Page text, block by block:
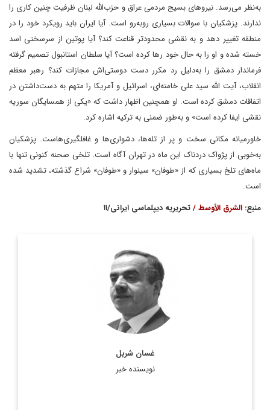
به‌نظر می‌رسد. نیروهای بسیج مردمی عراق و حزب‌الله لبنان ظرفیت چنین کاری را
ندارند. پزشکیان با سوالات بسیاری روبه‌رو است. آیا ایران باید رویکرد خود را در
منطقه تغییر دهد و به نقشی محدودتر قناعت کند؟ آیا پوتین از سرسختی اسد
خسته شده و او را به حال خود رها کرده است؟ آیا سلطان استانبول تصمیم گرفته
فرماندار دمشق را به‌دلیل رد مکرر دست دوستی‌اش مجازات کند؟ رهبر معظم
انقلاب، آیت الله سید علی خامنه‌ای، اسرائیل و آمریکا را متهم به دست‌داشتن در
اتفاقات دمشق کرده است. او همچنین اظهار داشت که «یکی از همسایگان سوریه
نقشی ایفا کرده است» و به‌طور ضمنی به ترکیه اشاره کرد.
خاورمیانه مکانی سخت و پر از تله‌ها، دشواری‌ها و غافلگیری‌هاست. پزشکیان
به‌خوبی از پژواک دردناک این ماه در تهران آگاه است. تلخی صحنه کنونی تنها با
ماه‌های تلخ بسیاری که از «طوفان» سینوار و «طوفان» شراع گذشته، تشدید شده
است.
منبع: الشرق الأوسط /تحریریه دیپلماسی ایرانی/۱۱
غسان شربل
نویسنده خبر
روزنامه‌نگار و نویسنده مشهور لبنانی که کتاب‌های سیاسی‌اش در
جهان عرب پرمخاطب است. وی یکی از مسئولان سابق روزنامه
الحیات و در حال حاضر سردبیر روزنامه الشرق الاوسط است.
اطلاعات بیشتر